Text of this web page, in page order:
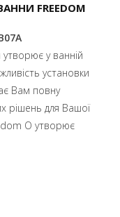
FREEDOM
у ванній
установки
Вам повну
рішень для Вашої
O утворює